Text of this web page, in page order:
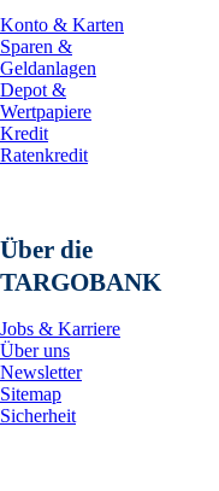
Konto & Karten
Sparen &
Geldanlagen
Depot &
Wertpapiere
Kredit
Ratenkredit
Über die
TARGOBANK
Jobs & Karriere
Über uns
Newsletter
Sitemap
Sicherheit